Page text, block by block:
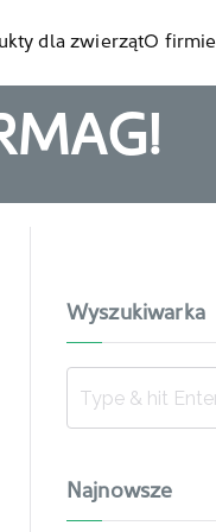
dla zwierzątO firmie
Wyszukiwarka
Najnowsze